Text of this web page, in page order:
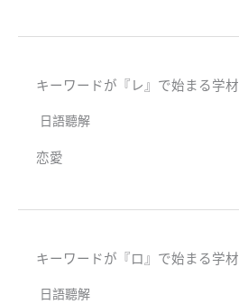
キーワードが『レ』で始まる学材
日語聽解
恋愛
キーワードが『ロ』で始まる学材
日語聽解